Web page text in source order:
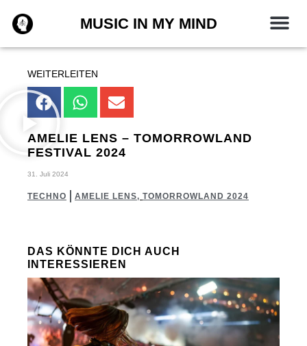
Inhalt
springen
MUSIC IN MY MIND
WEITERLEITEN
AMELIE LENS – TOMORROWLAND
FESTIVAL 2024
31. Juli 2024
TECHNO AMELIE LENS, TOMORROWLAND 2024
DAS KÖNNTE DICH AUCH
INTERESSIEREN